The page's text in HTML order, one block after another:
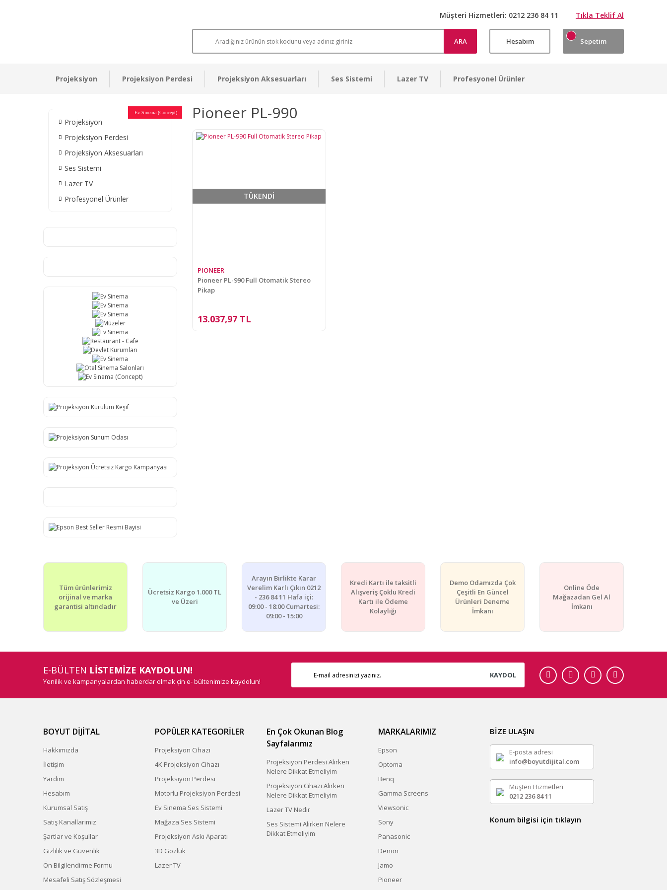
Müşteri Hizmetleri: 0212 236 84 11 Tıkla Teklif Al
ARA Hesabım Sepetim
Projeksiyon Projeksiyon Perdesi Projeksiyon Aksesuarları Ses Sistemi Lazer TV Profesyonel Ürünler
Projeksiyon
Projeksiyon Perdesi
Projeksiyon Aksesuarları
Ses Sistemi
Lazer TV
Profesyonel Ürünler
Ev Sinema
Ev Sinema
Ev Sinema
Müzeler
Ev Sinema
Restaurant - Cafe
Devlet Kurumları
Ev Sinema
Otel Sinema Salonları
Ev Sinema (Concept) Pioneer PL-990
TÜKENDİ
PIONEER
Pioneer PL-990 Full Otomatik Stereo
Pikap
13.037,97 TL
Tüm ürünlerimiz
orijinal ve marka
garantisi altındadır
Ücretsiz Kargo 1.000 TL
ve Üzeri
Arayın Birlikte Karar
Verelim Karlı Çıkın 0212
- 236 84 11 Hafa içi:
09:00 - 18:00 Cumartesi:
09:00 - 15:00
Kredi Kartı ile taksitli
Alışveriş Çoklu Kredi
Kartı ile Ödeme
Kolaylığı
Demo Odamızda Çok
Çeşitli En Güncel
Ürünleri Deneme
İmkanı
Online Öde
Mağazadan Gel Al
İmkanı
E-BÜLTEN LİSTEMİZE KAYDOLUN!
Yenilik ve kampanyalardan haberdar olmak çin e- bültenimize kaydolun!
KAYDOL
BOYUT DİJİTAL
Hakkımızda
İletişim
Yardım
Hesabım
Kurumsal Satış
Satış Kanallarımız
Şartlar ve Koşullar
Gizlilik ve Güvenlik
Ön Bilgilendirme Formu
Mesafeli Satış Sözleşmesi
POPÜLER KATEGORİLER
Projeksiyon Cihazı
4K Projeksiyon Cihazı
Projeksiyon Perdesi
Motorlu Projeksiyon Perdesi
Ev Sinema Ses Sistemi
Mağaza Ses Sistemi
Projeksiyon Askı Aparatı
3D Gözlük
Lazer TV
En Çok Okunan Blog
Sayfalarımız
Projeksiyon Perdesi Alırken
Nelere Dikkat Etmeliyim
Projeksiyon Cihazı Alırken
Nelere Dikkat Etmeliyim
Lazer TV Nedir
Ses Sistemi Alırken Nelere
Dikkat Etmeliyim
MARKALARIMIZ
Epson
Optoma
Benq
Gamma Screens
Viewsonic
Sony
Panasonic
Denon
Jamo
Pioneer
BİZE ULAŞIN
E-posta adresi
info@boyutdijital.com
Müşteri Hizmetleri
0212 236 84 11
Konum bilgisi için tıklayın